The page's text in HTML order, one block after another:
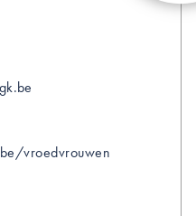
vroedvrouwen